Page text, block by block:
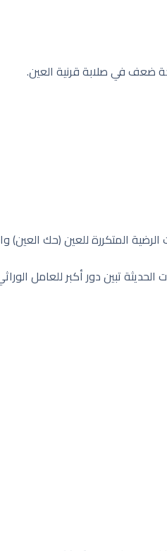
ضعف في صلابة قرنية العين.
المتكررة للعين (حك العين)
ظهور 10% لدى أفراد العائلة ، لكن مع الدراسات الحديثة تبين